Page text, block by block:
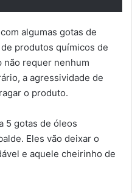
algumas gotas de
produtos químicos de
não requer nenhum
a agressividade de
o produto.
5 gotas de óleos
Eles vão deixar o
e aquele cheirinho de